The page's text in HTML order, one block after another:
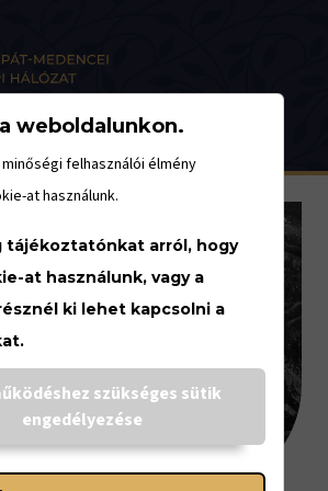
weboldalunkon.
felhasználói élmény
at használunk.
tájékoztatónkat arról, hogy
at használunk, vagy a
ki lehet kapcsolni a
szükséges sütik
engedélyezése